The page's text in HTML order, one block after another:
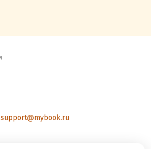
support@mybook.ru